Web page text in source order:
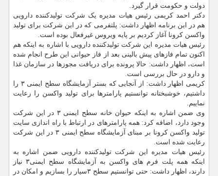
دولت و حکومت قرار گیرد.
دکتر احمد کریمی رئیس هیات مدیره یک شرکت تولیدکننده دارویی
هم در این برنامه اظهار داشت: پلتفرمی که در این شرکت برای تولید
واکسن کرونا آغاز کردیم بر پایه ویروس غیرفعال بوده است.
رئیس هیات مدیره این شرکت تولیدکننده دارویی با اشاره به اینکه هم
اکنون تمام فازهای پیش بالینی بعد از فاز حیوانی این طرح انجام شده
است، اظهار داشت: حالا پرونده برای دریافت مجوزها در سازمان غذا
و دارو در حال بررسی است.
کریمی اظهار داشت: از آنجایی که بستر آزمایشگاه سطح ایمنی ۳ را
داشتیم، خوشبختانه توانستیم پارامترها برای تولید واکسن را رعایت
نماییم.
وی ضمن اشاره به اینکه حیوان خانه سطح ایمنی ۳ در این شرکت
وجود دارد، اضافه کرد: همه پارامترهای در ارتباط با راه اندازی سایت
تولید واکسن کرونا بر مبنای آزمایشگاه سطح ایمنی ۳ در این شرکت
رعایت شده است.
رئیس هیات مدیره این شرکت تولیدکننده دارویی ضمن اشاره به
اینکه همه پلت فرم های واکسن به آزمایشگاه سطح ایمنی۳ نیاز
دارند، اظهار داشت: حتی توانستیم سطح ۳سیار را بسازیم و امکان در